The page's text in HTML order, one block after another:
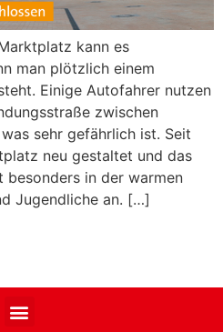
kann es
man plötzlich einem
Einige Autofahrer nutzen
zwischen
sehr gefährlich ist. Seit
neu gestaltet und das
besonders in der warmen
Jugendliche an. […]